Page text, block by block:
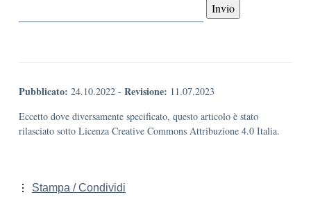
Pubblicato: 24.10.2022 - Revisione: 11.07.2023
Eccetto dove diversamente specificato, questo articolo è stato
rilasciato sotto Licenza Creative Commons Attribuzione 4.0 Italia.
Stampa / Condividi